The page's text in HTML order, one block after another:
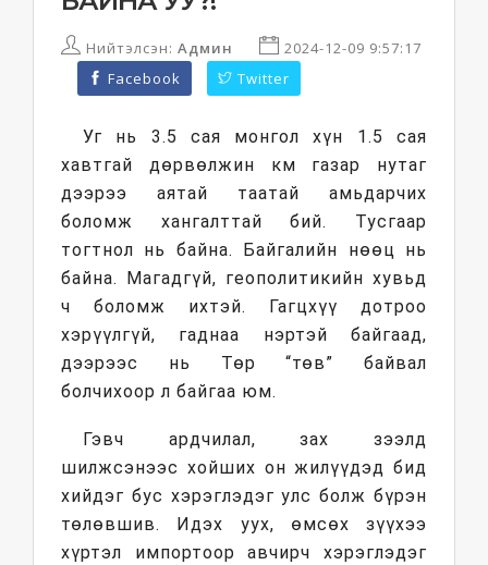
Нийтэлсэн: Админ
2024-12-09 9:57:17
Facebook
Twitter
Уг нь 3.5 сая монгол хүн 1.5 сая
хавтгай дөрвөлжин км газар нутаг
дээрээ аятай таатай амьдарчих
боломж хангалттай бий. Тусгаар
тогтнол нь байна. Байгалийн нөөц нь
байна. Магадгүй, геополитикийн хувьд
ч боломж ихтэй. Гагцхүү дотроо
хэрүүлгүй, гаднаа нэртэй байгаад,
дээрээс нь Төр “төв” байвал
болчихоор л байгаа юм.
Гэвч ардчилал, зах зээлд
шилжсэнээс хойших он жилүүдэд бид
хийдэг бус хэрэглэдэг улс болж бүрэн
төлөвшив. Идэх уух, өмсөх зүүхээ
хүртэл импортоор авчирч хэрэглэдэг